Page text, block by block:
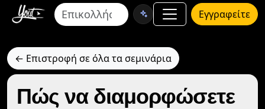
Εγγραφείτε
← Επιστροφή σε όλα τα σεμινάρια
Πώς να διαμορφώσετε